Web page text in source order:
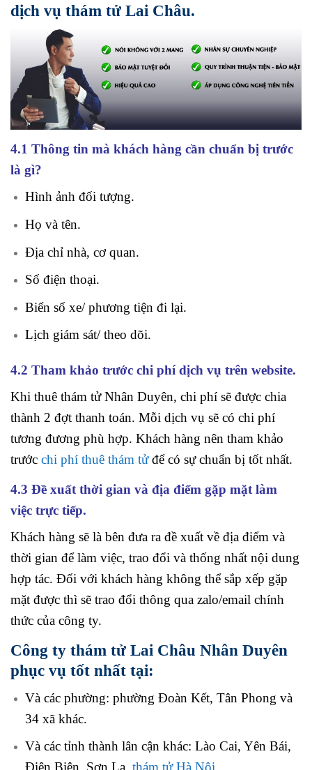
dịch vụ thám tử Lai Châu.
4.1 Thông tin mà khách hàng cần chuẩn bị trước
là gì?
Hình ảnh đối tượng.
Họ và tên.
Địa chỉ nhà, cơ quan.
Số điện thoại.
Biển số xe/ phương tiện đi lại.
Lịch giám sát/ theo dõi.
4.2 Tham khảo trước chi phí dịch vụ trên website.
Khi thuê thám tử Nhân Duyên, chi phí sẽ được chia
thành 2 đợt thanh toán. Mỗi dịch vụ sẽ có chi phí
tương đương phù hợp. Khách hàng nên tham khảo
trước chi phí thuê thám tửđể có sự chuẩn bị tốt nhất.
4.3 Đề xuất thời gian và địa điểm gặp mặt làm
việc trực tiếp.
Khách hàng sẽ là bên đưa ra đề xuất về địa điểm và
thời gian để làm việc, trao đổi và thống nhất nội dung
hợp tác. Đối với khách hàng không thể sắp xếp gặp
mặt được thì sẽ trao đổi thông qua zalo/email chính
thức của công ty.
Công ty thám tử Lai Châu Nhân Duyên
phục vụ tốt nhất tại:
Và các phường: phường Đoàn Kết, Tân Phong và
34 xã khác.
Và các tỉnh thành lân cận khác: Lào Cai, Yên Bái,
Điện Biên, Sơn La, thám tử Hà Nội